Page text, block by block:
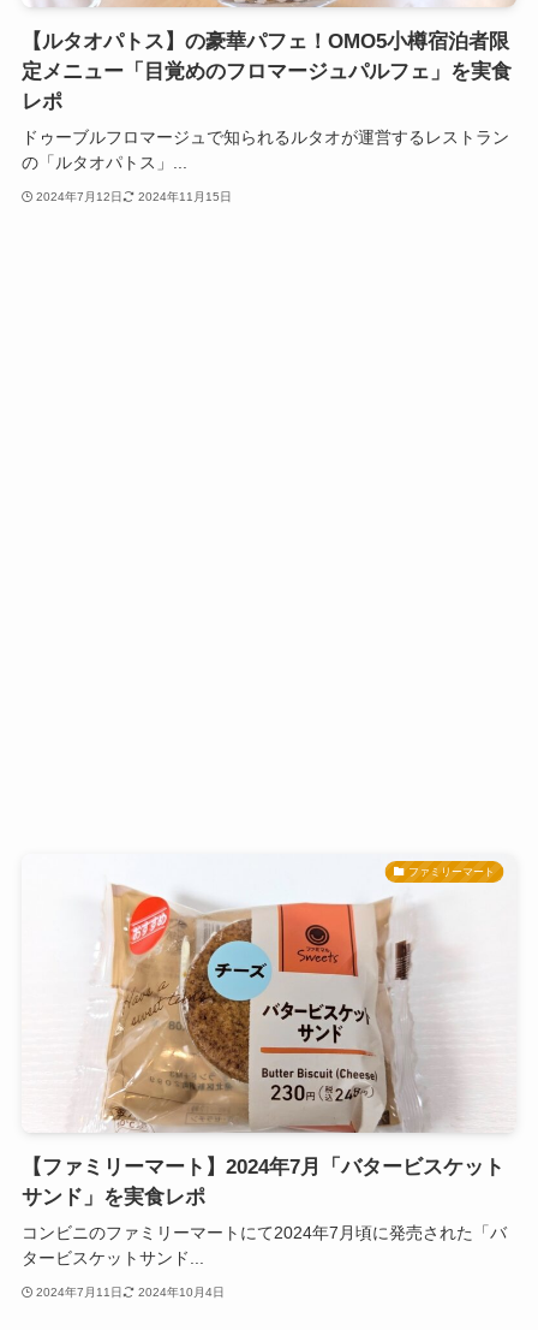
【ルタオパトス】の豪華パフェ！OMO5小樽宿泊者限
定メニュー「目覚めのフロマージュパルフェ」を実食
レポ
ドゥーブルフロマージュで知られるルタオが運営するレストラン
の「ルタオパトス」...
2024年7月12日 2024年11月15日
ファミリーマート
【ファミリーマート】2024年7月「バタービスケット
サンド」を実食レポ
コンビニのファミリーマートにて2024年7月頃に発売された「バ
タービスケットサンド...
2024年7月11日 2024年10月4日